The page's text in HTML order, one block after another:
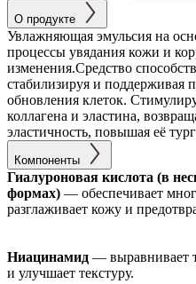
О продукте
Увлажняющая эмульсия на
процессы увядания кожи и
изменения.Средство
стабилизируя и поддерживая
обновления клеток.
коллагена и эластина,
эластичность, повышая её
Компоненты
Гиалуроновая кислота (в
формах) — обеспечивает
разглаживает кожу и
Ниацинамид — выравнивает
и улучшает текстуру.